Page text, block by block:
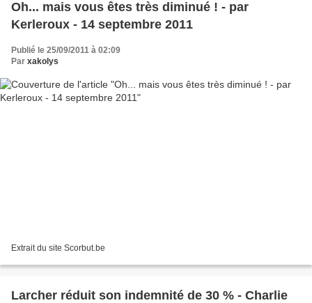
Oh... mais vous êtes très diminué ! - par
Kerleroux - 14 septembre 2011
Publié le 25/09/2011 à 02:09
Par xakolys
Extrait du site Scorbut.be
Larcher réduit son indemnité de 30 % - Charlie